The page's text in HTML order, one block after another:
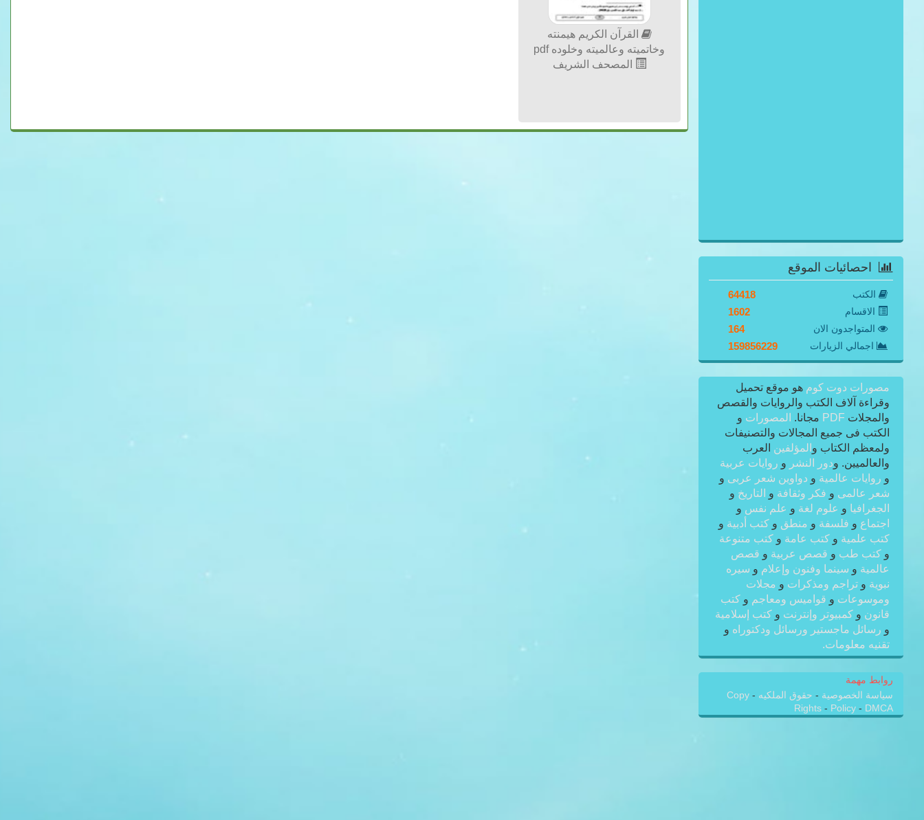
القرآن الكريم هيمنته
وخاتميته وعالميته وخلوده pdf
المصحف الشريف
احصائيات الموقع
الكتب 64418
الاقسام 1602
المتواجدون الان 164
اجمالي الزيارات 159856229
مصورات دوت كوم هو موقع تحميل
وقراءة آلاف الكتب والروايات والقصص
والمجلات PDF مجانا. المصورات و
الكتب فى جميع المجالات والتصنيفات
ولمعظم الكتاب و المؤلفين العرب
والعالميين. ودور النشر و روايات عربية
و روايات عالمية و دواوين شعر عربى و
شعر عالمى و فكر وثقافة و التاريخ و
الجغرافيا و علوم لغة و علم نفس و
اجتماع و فلسفة و منطق و كتب أدبية و
كتب علمية و كتب عامة و كتب متنوعة
و كتب طب و قصص عربية و قصص
عالمية و سينما وفنون وإعلام و سيره
نبوية و تراجم ومذكرات و مجلات
وموسوعات و قواميس ومعاجم و كتب
قانون و كمبيوتر وإنترنت و كتب إسلامية
و رسائل ماجستير ورسائل ودكتوراه و
تقنيه معلومات.
روابط مهمة
سياسة الخصوصية - حقوق الملكيه -
Copy
Rights - Policy - DMCA